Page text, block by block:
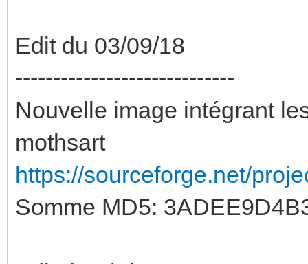
Edit du 03/09/18
-----------------------------
Nouvelle image intégrant
mothsart
https://sourceforge.net/
Somme MD5: